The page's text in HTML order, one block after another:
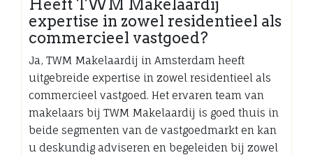
Heeft TWM Makelaardij
expertise in zowel residentieel als
commercieel vastgoed?
Ja, TWM Makelaardij in Amsterdam heeft
uitgebreide expertise in zowel residentieel als
commercieel vastgoed. Het ervaren team van
makelaars bij TWM Makelaardij is goed thuis in
beide segmenten van de vastgoedmarkt en kan
u deskundig adviseren en begeleiden bij zowel